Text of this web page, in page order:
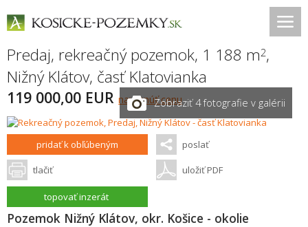
Predaj, rekreačný pozemok, 1 188 m2,
Nižný Klátov, časť Klatovianka
119 000,00 EUR navrhnúť cenuZobraziť 4 fotografie v galérii
pridať k obľúbeným poslať
tlačiť uložiť PDF
topovať inzerát
Pozemok Nižný Klátov, okr. Košice - okolie